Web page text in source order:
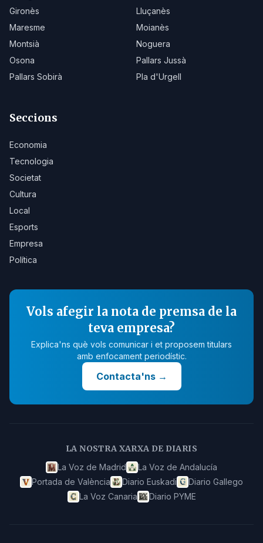
Gironès
Lluçanès
Maresme
Moianès
Montsià
Noguera
Osona
Pallars Jussà
Pallars Sobirà
Pla d'Urgell
Seccions
Economia
Tecnologia
Societat
Cultura
Local
Esports
Empresa
Política
Vols afegir la nota de premsa de la
teva empresa?
Explica'ns què vols comunicar i et proposem titulars
amb enfocament periodístic.
Contacta'ns→
LA NOSTRA XARXA DE DIARIS
La Voz de Madrid
La Voz de Andalucía
Portada de València
Diario Euskadi
Diario Gallego
La Voz Canaria
Diario PYME